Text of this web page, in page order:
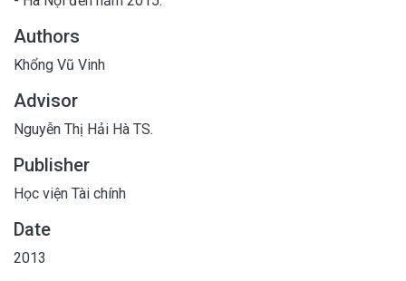
Authors
Khổng Vũ Vinh
Advisor
Nguyễn Thị Hải Hà TS.
Publisher
Học viện Tài chính
Date
2013